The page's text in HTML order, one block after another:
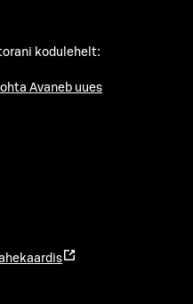
kodulehelt:
Avaneb uues